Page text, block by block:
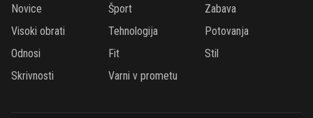
Novice Šport
Zabava
Visoki obrati
Tehnologija
Potovanja
Odnosi
Fit
Stil
Skrivnosti
Varni v prometu